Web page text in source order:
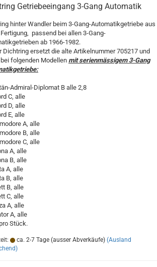
Getriebeeingang 3-Gang Automatik
hinter Wandler beim 3-Gang-Automatikgetriebe aus
passend bei allen 3-Gang-
ab 1966-1982.
Dichtring ersetzt die alte Artikelnummer 705217 und
folgenden Modellenmit serienmässigem 3-Gang
Admiral-Diplomat B alle 2,8
C, alle
D, alle
E, alle
A, alle
B, alle
C, alle
A, alle
B, alle
A, alle
B, alle
B, alle
C, alle
A, alle
A, alle
Stück.
ca. 2-7 Tage (ausser Abverkäufe) (Ausland